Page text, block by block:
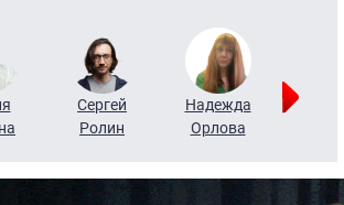
Сергей
Ролин
Надежда
Орлова